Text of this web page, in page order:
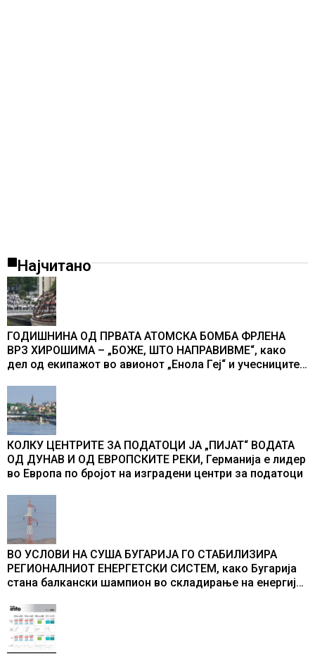
Најчитано
ГОДИШНИНА ОД ПРВАТА АТОМСКА БОМБА ФРЛЕНА
ВРЗ ХИРОШИМА – „БОЖЕ, ШТО НАПРАВИВМЕ“, како
дел од екипажот во авионот „Енола Геј“ и учесниците
промени текот на историјата
КОЛКУ ЦЕНТРИТЕ ЗА ПОДАТОЦИ ЈА „ПИЈАТ“ ВОДАТА
ОД ДУНАВ И ОД ЕВРОПСКИТЕ РЕКИ, Германија е лидер
во Европа по бројот на изградени центри за податоци
ВО УСЛОВИ НА СУША БУГАРИЈА ГО СТАБИЛИЗИРА
РЕГИОНАЛНИОТ ЕНЕРГЕТСКИ СИСТЕМ, како Бугарија
стана балкански шампион во складирање на енергија